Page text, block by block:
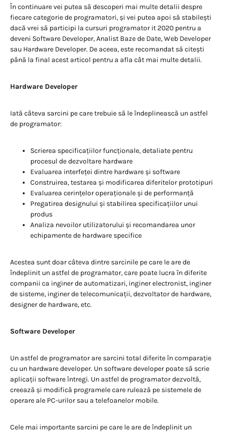
În continuare vei putea să descoperi mai multe detalii despre
fiecare categorie de programatori, și vei putea apoi să stabilești
dacă vrei să participi la cursuri programator it 2020 pentru a
deveni Software Developer, Analist Baze de Date, Web Developer
sau Hardware Developer. De aceea, este recomandat să citești
până la final acest articol pentru a afla cât mai multe detalii.
Hardware Developer
Iată câteva sarcini pe care trebuie să le îndeplinească un astfel
de programator:
Scrierea specificațiilor funcționale, detaliate pentru
procesul de dezvoltare hardware
Evaluarea interfeței dintre hardware și software
Construirea, testarea și modificarea diferitelor prototipuri
Evaluarea cerințelor operaționale și de performanță
Pregatirea designului și stabilirea specificațiilor unui
produs
Analiza nevoilor utilizatorului și recomandarea unor
echipamente de hardware specifice
Acestea sunt doar câteva dintre sarcinile pe care le are de
îndeplinit un astfel de programator, care poate lucra în diferite
companii ca inginer de automatizari, inginer electronist, inginer
de sisteme, inginer de telecomunicații, dezvoltator de hardware,
designer de hardware, etc.
Software Developer
Un astfel de programator are sarcini total diferite în comparație
cu un hardware developer. Un software developer poate să scrie
aplicații software întregi. Un astfel de programator dezvoltă,
creează și modifică programele care rulează pe sistemele de
operare ale PC-urilor sau a telefoanelor mobile.
Cele mai importante sarcini pe care le are de îndeplinit un